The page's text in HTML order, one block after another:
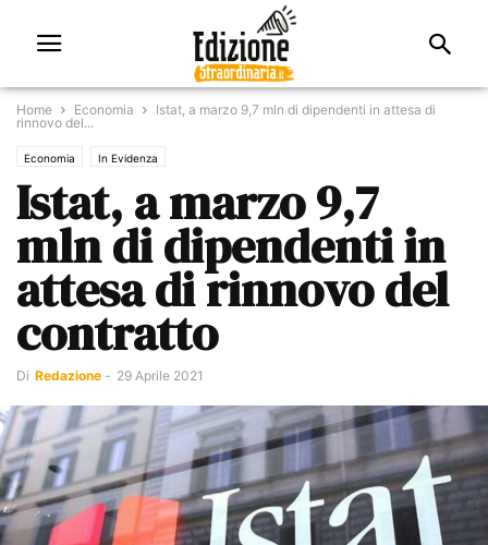
Home Economia
Istat, a marzo 9,7 mln di dipendenti in attesa di
rinnovo del...
Economia In Evidenza
Istat, a marzo 9,7
mln di dipendenti in
attesa di rinnovo del
contratto
Di Redazione - 29 Aprile 2021